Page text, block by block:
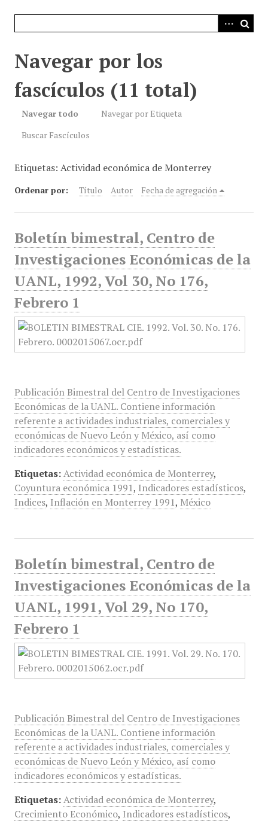
Navegar por los
fascículos (11 total)
Navegar todo
Navegar por Etiqueta
Buscar Fascículos
Etiquetas: Actividad económica de Monterrey
Ordenar por: Título Autor Fecha de agregación
Boletín bimestral, Centro de
Investigaciones Económicas de la
UANL, 1992, Vol 30, No 176,
Febrero 1
Publicación Bimestral del Centro de Investigaciones
Económicas de la UANL. Contiene información
referente a actividades industriales, comerciales y
económicas de Nuevo León y México, así como
indicadores económicos y estadísticas.
Etiquetas: Actividad económica de Monterrey,
Coyuntura económica 1991, Indicadores estadísticos,
Indices, Inflación en Monterrey 1991, México
Boletín bimestral, Centro de
Investigaciones Económicas de la
UANL, 1991, Vol 29, No 170,
Febrero 1
Publicación Bimestral del Centro de Investigaciones
Económicas de la UANL. Contiene información
referente a actividades industriales, comerciales y
económicas de Nuevo León y México, así como
indicadores económicos y estadísticas.
Etiquetas: Actividad económica de Monterrey,
Crecimiento Económico, Indicadores estadísticos,